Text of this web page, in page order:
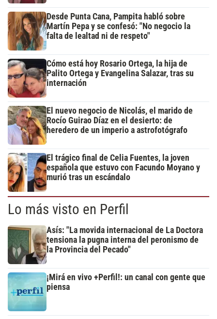
Desde Punta Cana, Pampita habló sobre
Martín Pepa y se confesó: "No negocio la
falta de lealtad ni de respeto"
Cómo está hoy Rosario Ortega, la hija de
Palito Ortega y Evangelina Salazar, tras su
internación
El nuevo negocio de Nicolás, el marido de
Rocío Guirao Díaz en el desierto: de
heredero de un imperio a astrofotógrafo
El trágico final de Celia Fuentes, la joven
española que estuvo con Facundo Moyano y
murió tras un escándalo
Lo más visto en Perfil
Asís: "La movida internacional de La Doctora
tensiona la pugna interna del peronismo de
la Provincia del Pecado"
¡Mirá en vivo +Perfil!: un canal con gente que
piensa